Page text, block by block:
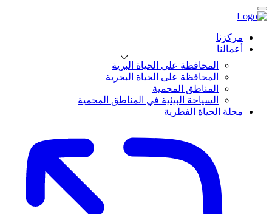
مركزنا
أعمالنا
المحافظة على الحياة البرية
المحافظة على الحياة البحرية
المناطق المحمية
السياحة البيئية في المناطق المحمية
مجلة الحياة الفطرية